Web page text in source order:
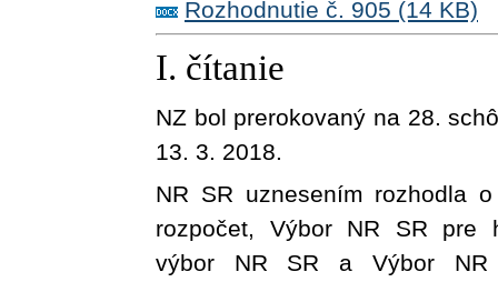
Rozhodnutie č. 905 (14 KB)
I. čítanie
NZ bol prerokovaný na 28.
13. 3. 2018.
NR SR uznesením rozhodla
rozpočet, Výbor NR SR pre
výbor NR SR a Výbor